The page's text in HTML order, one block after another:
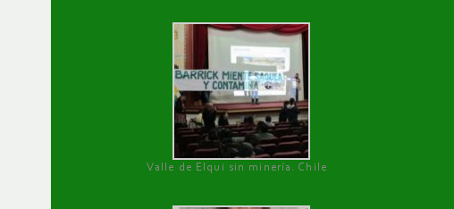
Valle de Elqui sin minería. Chile